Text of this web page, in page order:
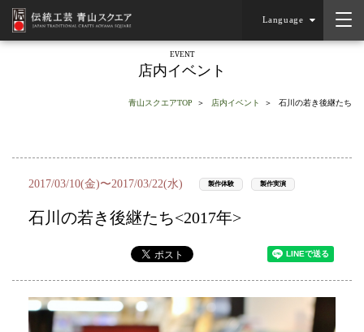
Language
EVENT
店内イベント
青山スクエアTOP 店内イベント 石川の若き後継たち
2017/03/10(金)〜2017/03/22(水) 製作体験 製作実演
石川の若き後継たち<2017年>